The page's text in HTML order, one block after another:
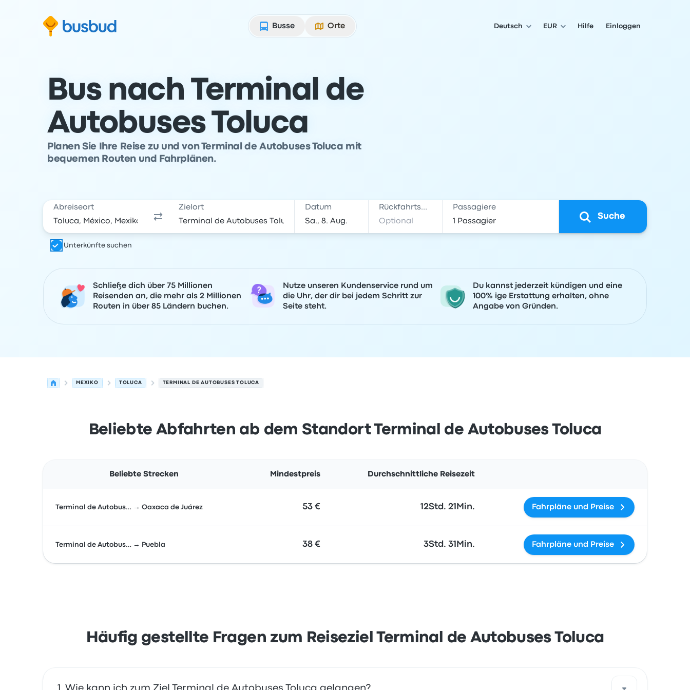
Busse
Orte Deutsch EUR Hilfe Einloggen
Bus nach Terminal de
Autobuses Toluca
Planen Sie Ihre Reise zu und von Terminal de Autobuses Toluca mit
bequemen Routen und Fahrplänen.
Abreiseort Zielort Datum Rückfahrtsdatum Passagiere
Suche
Unterkünfte suchen
Schließe dich über 75 Millionen
Reisenden an, die mehr als 2 Millionen
Routen in über 85 Ländern buchen.
Nutze unseren Kundenservice rund um
die Uhr, der dir bei jedem Schritt zur
Seite steht.
Du kannst jederzeit kündigen und eine
100% ige Erstattung erhalten, ohne
Angabe von Gründen.
MEXIKO TOLUCA TERMINAL DE AUTOBUSES TOLUCA
Beliebte Abfahrten ab dem Standort Terminal de Autobuses Toluca
Beliebte Strecken Mindestpreis Durchschnittliche Reisezeit
Terminal de Autobus… → Oaxaca de Juárez 53 € 12Std. 21Min. Fahrpläne und Preise
Terminal de Autobus… → Puebla 38 € 3Std. 31Min. Fahrpläne und Preise
Häufig gestellte Fragen zum Reiseziel Terminal de Autobuses Toluca
Wie kann ich zum Ziel Terminal de Autobuses Toluca gelangen?